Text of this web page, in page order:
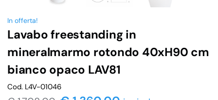
In offerta!
Lavabo freestanding in
mineralmarmo rotondo 40xH90 cm
bianco opaco LAV81
Cod. L4V-01046